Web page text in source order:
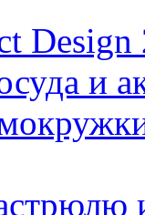
Design
и